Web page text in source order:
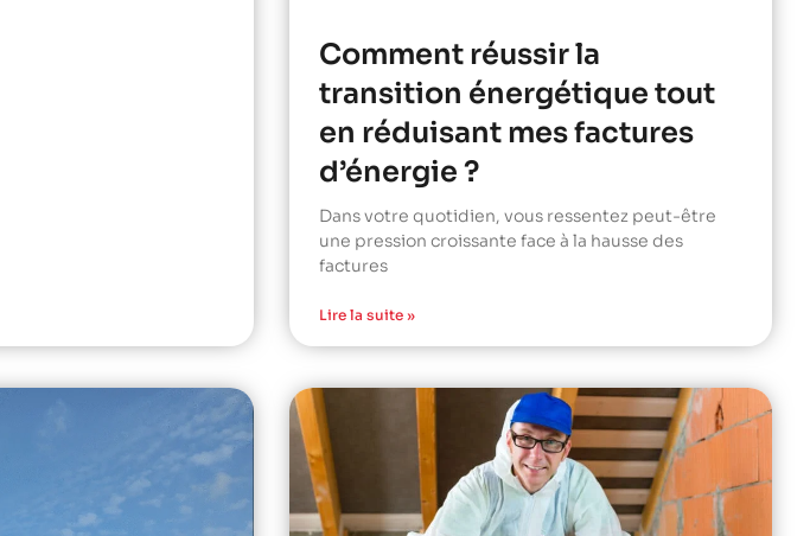
Comment réussir la
transition énergétique tout
en réduisant mes factures
d’énergie ?
Dans votre quotidien, vous ressentez peut-être
une pression croissante face à la hausse des
factures
Lire la suite »